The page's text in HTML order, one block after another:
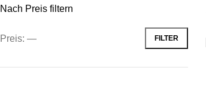
Nach Preis filtern
FILTER
Preis: —